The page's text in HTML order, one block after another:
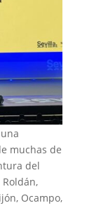
muchas de
del
Ocampo,